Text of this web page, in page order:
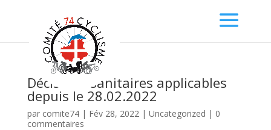
Décisions sanitaires applicables
depuis le 28.02.2022
par comite74| Fév 28, 2022| Uncategorized | 0
commentaires